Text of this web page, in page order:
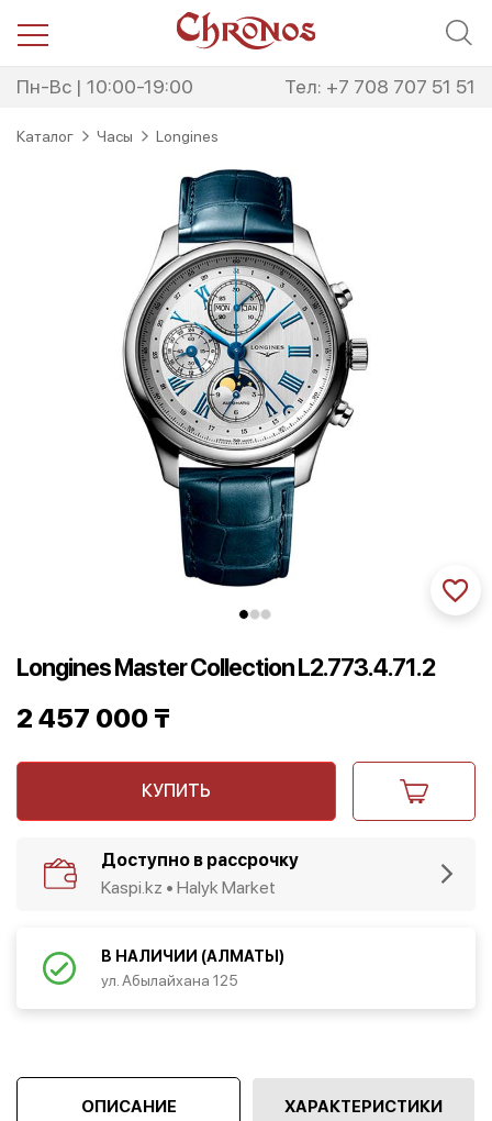
Пн-Вс | 10:00-19:00 Тел: +7 708 707 51 51
Каталог Часы Longines
Longines Master Collection L2.773.4.71.2
2 457 000 ₸
КУПИТЬ
Доступно в рассрочку
Kaspi.kz • Halyk Market
В НАЛИЧИИ (АЛМАТЫ)
ул. Абылайхана 125
ОПИСАНИЕ ХАРАКТЕРИСТИКИ